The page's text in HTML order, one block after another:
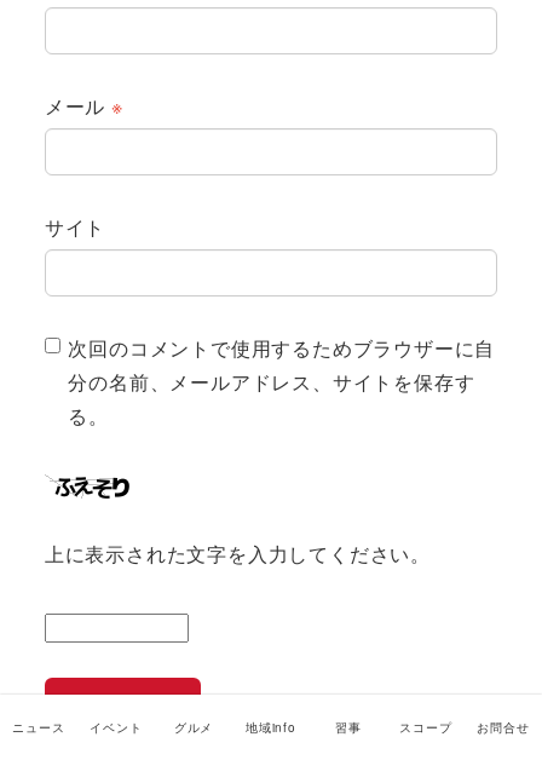
メール ※
サイト
次回のコメントで使用するためブラウザーに自
分の名前、メールアドレス、サイトを保存す
る。
上に表示された文字を入力してください。
ニュース イベント グルメ 地域info 習事 スコープ お問合せ